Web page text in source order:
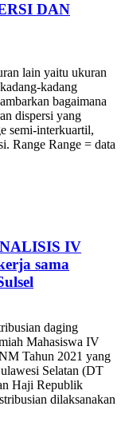
DAN
lain yaitu ukuran
kadang
bagaimana
dispersi yang
semi-interkuartil,
Range Range = data
IV
sama
daging
Mahasiswa IV
Tahun 2021 yang
Selatan (DT
Haji Republik
dilaksanakan